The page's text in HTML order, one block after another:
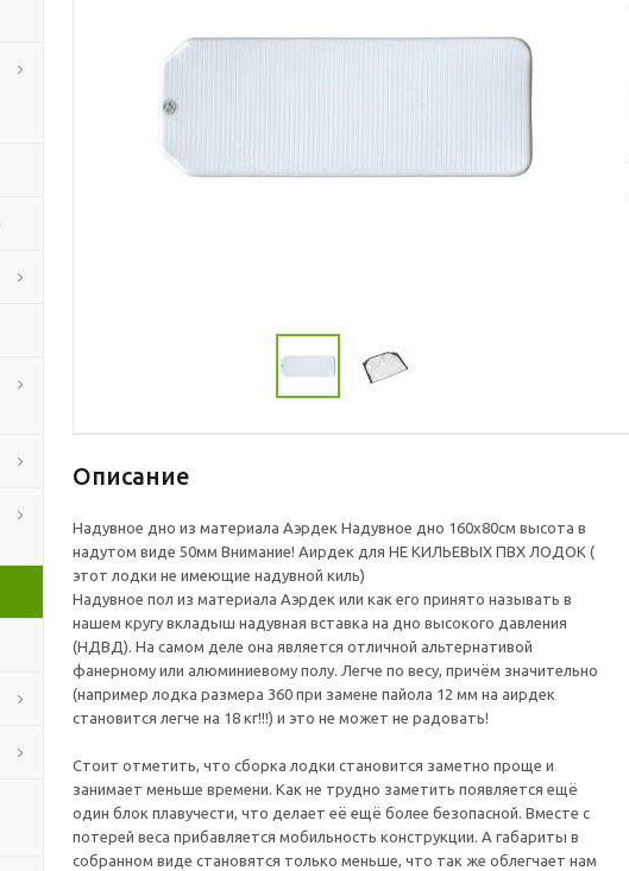
Описание
Надувное дно из материала Аэрдек Надувное дно 160х80см высота в
надутом виде 50мм Внимание! Аирдек для НЕ КИЛЬЕВЫХ ПВХ ЛОДОК (
этот лодки не имеющие надувной киль)
Надувное пол из материала Аэрдек или как его принято называть в
нашем кругу вкладыш надувная вставка на дно высокого давления
(НДВД). На самом деле она является отличной альтернативой
фанерному или алюминиевому полу. Легче по весу, причём значительно
(например лодка размера 360 при замене пайола 12 мм на аирдек
становится легче на 18 кг!!!) и это не может не радовать!
Стоит отметить, что сборка лодки становится заметно проще и
занимает меньше времени. Как не трудно заметить появляется ещё
один блок плавучести, что делает её ещё более безопасной. Вместе с
потерей веса прибавляется мобильность конструкции. А габариты в
собранном виде становятся только меньше, что так же облегчает нам